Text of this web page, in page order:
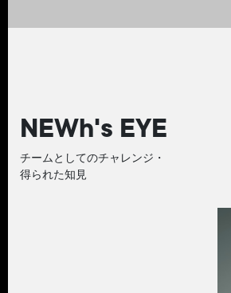
NEWh's EYE
チームとしてのチャレンジ・
得られた知見